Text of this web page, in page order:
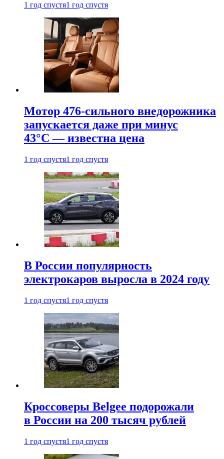
1 год спустя1 год спустя
Мотор 476-сильного внедорожника
запускается даже при минус
43°С — известна цена
1 год спустя1 год спустя
В России популярность
электрокаров выросла в 2024 году
1 год спустя1 год спустя
Кроссоверы Belgee подорожали
в России на 200 тысяч рублей
1 год спустя1 год спустя